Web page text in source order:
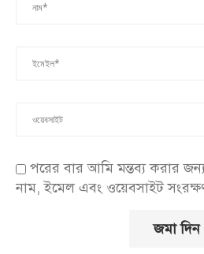
পরের বার আমি মন্তব্য করার
নাম, ইমেল এবং ওয়েবসাইট